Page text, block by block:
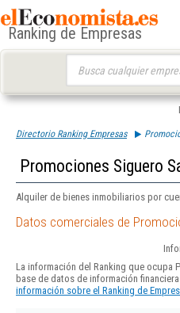
Ranking de Empresas
Directorio Ranking Empresas
Promociones Siguero
Alquiler de bienes inmobiliarios por
Datos comerciales de
La información del Ranking que ocupa
base de datos de información financiera
información sobre el Ranking de